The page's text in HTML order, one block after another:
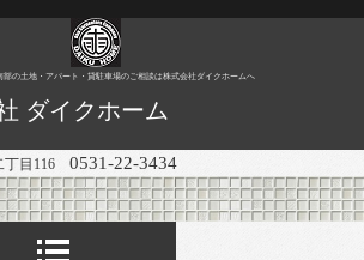
部の土地・アパート・貸駐車場のご相談は株式会社ダイクホームへ
ダイクホーム
丁目116 0531-22-3434